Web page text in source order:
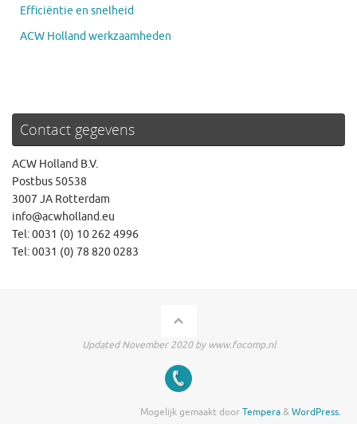
Efficiëntie en snelheid
ACW Holland werkzaamheden
Contact gegevens
ACW Holland B.V.
Postbus 50538
3007 JA Rotterdam
info@acwholland.eu
Tel: 0031 (0) 10 262 4996
Tel: 0031 (0) 78 820 0283
Updated November 2020 by www.focomp.nl
Mogelijk gemaakt doorTempera&WordPress.